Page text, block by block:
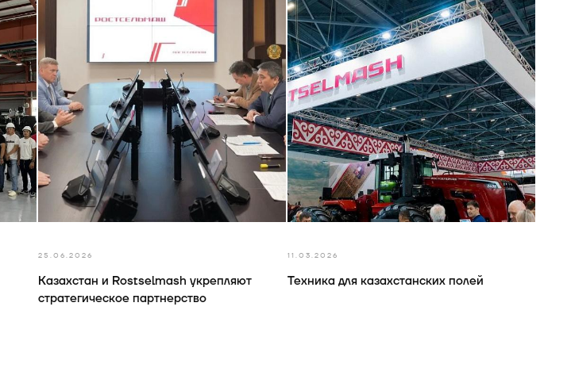
25.06.2026
Казахстан и Rostselmash укрепляют
стратегическое партнерство
11.03.2026
Техника для казахстанских полей